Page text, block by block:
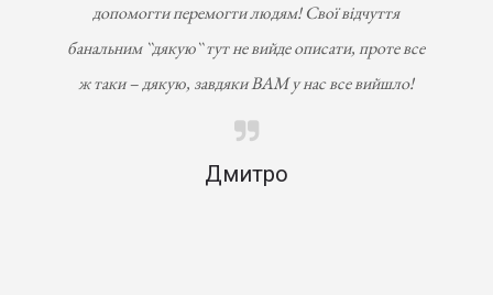
допомогти перемогти людям! Свої відчуття
банальним ``дякую`` тут не вийде описати, проте все
ж таки – дякую, завдяки ВАМ у нас все вийшло!
Дмитро